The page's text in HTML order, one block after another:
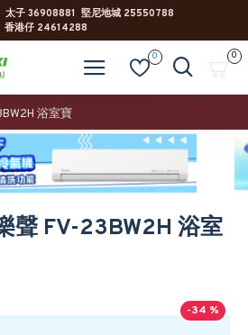
太子 36908881 堅尼地城 25550788
香港仔 24614288
0 0
浴室寶
聲 FV-23BW2H 浴室
-34 %